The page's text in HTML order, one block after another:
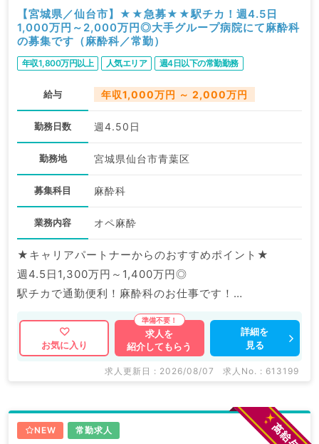
【宮城県／仙台市】★★急募★★駅チカ！週4.5日
1,000万円～2,000万円◎大手グループ病院にて麻酔科
の募集です（麻酔科／常勤）
年収1,800万円以上 人気エリア 週4日以下の常勤勤務
給与 年収1,000万円 ～ 2,000万円
勤務日数 週4.50日
勤務地 宮城県仙台市青葉区
募集科目 麻酔科
業務内容 オペ麻酔
★キャリアパートナーからのおすすめポイント★
週4.5日1,300万円～1,400万円◎
駅チカで通勤便利！麻酔科のお仕事です！
マイナビDOCTORでは病院やクリニックなどの医療機
関求人はもちろんのこと、
掲載情報以外にも産業医等の企業系求人も多数扱ってい
求人内容の詳細等はお気軽にお問合せ下さい。
お気に入り
求人を
紹介してもらう
詳細を
見る
求人更新日 : 2026/08/07 求人No. : 613199
NEW 常勤求人